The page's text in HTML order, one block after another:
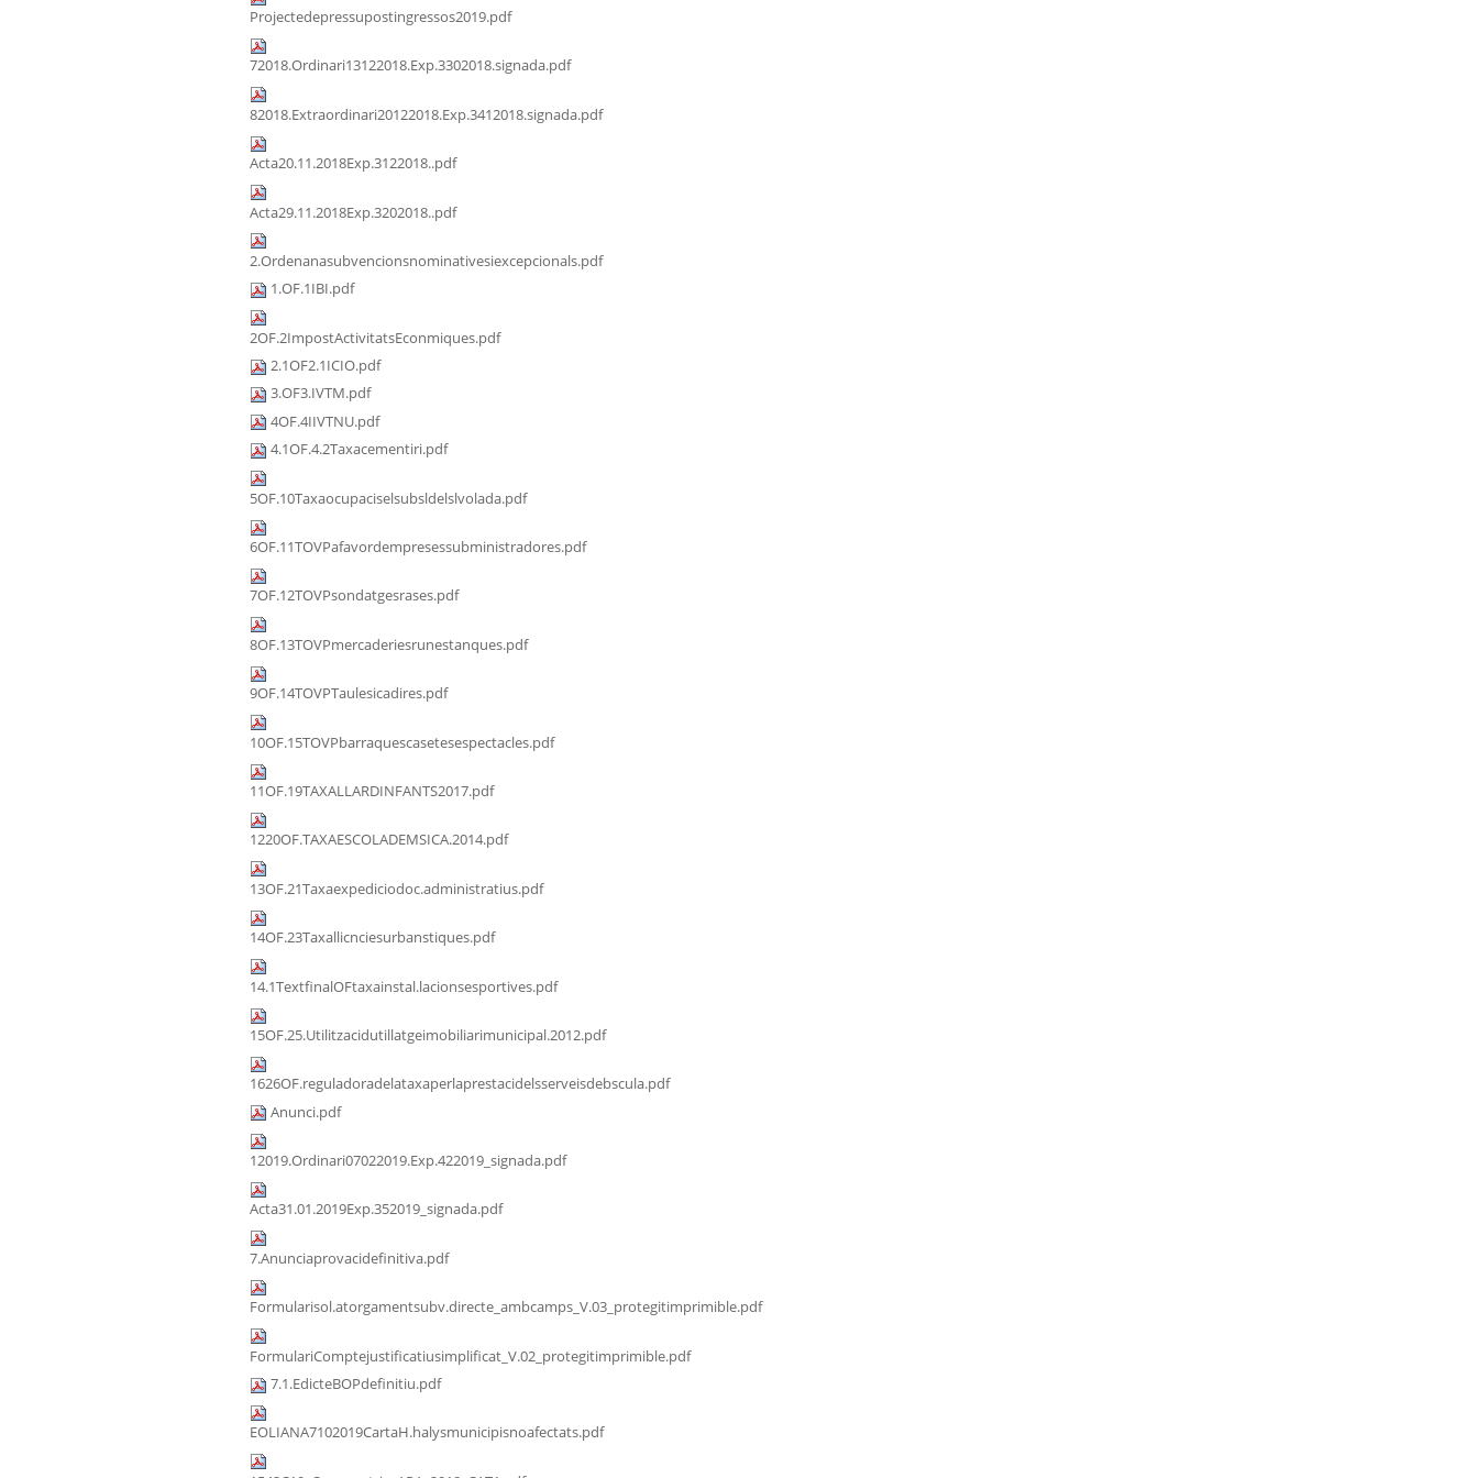
Projectedepressupostingressos2019.pdf
72018.Ordinari13122018.Exp.3302018.signada.pdf
82018.Extraordinari20122018.Exp.3412018.signada.pdf
Acta20.11.2018Exp.3122018..pdf
Acta29.11.2018Exp.3202018..pdf
2.Ordenanasubvencionsnominativesiexcepcionals.pdf
1.OF.1IBI.pdf
2OF.2ImpostActivitatsEconmiques.pdf
2.1OF2.1ICIO.pdf
3.OF3.IVTM.pdf
4OF.4IIVTNU.pdf
4.1OF.4.2Taxacementiri.pdf
5OF.10Taxaocupaciselsubsldelslvolada.pdf
6OF.11TOVPafavordempresessubministradores.pdf
7OF.12TOVPsondatgesrases.pdf
8OF.13TOVPmercaderiesrunestanques.pdf
9OF.14TOVPTaulesicadires.pdf
10OF.15TOVPbarraquescasetesespectacles.pdf
11OF.19TAXALLARDINFANTS2017.pdf
1220OF.TAXAESCOLADEMSICA.2014.pdf
13OF.21Taxaexpediciodoc.administratius.pdf
14OF.23Taxallicnciesurbanstiques.pdf
14.1TextfinalOFtaxainstal.lacionsesportives.pdf
15OF.25.Utilitzacidutillatgeimobiliarimunicipal.2012.pdf
1626OF.reguladoradelataxaperlaprestacidelsserveisdebscula.pdf
Anunci.pdf
12019.Ordinari07022019.Exp.422019_signada.pdf
Acta31.01.2019Exp.352019_signada.pdf
7.Anunciaprovacidefinitiva.pdf
Formularisol.atorgamentsubv.directe_ambcamps_V.03_protegitimprimible.pdf
FormulariComptejustificatiusimplificat_V.02_protegitimprimible.pdf
7.1.EdicteBOPdefinitiu.pdf
EOLIANA7102019CartaH.halysmunicipisnoafectats.pdf